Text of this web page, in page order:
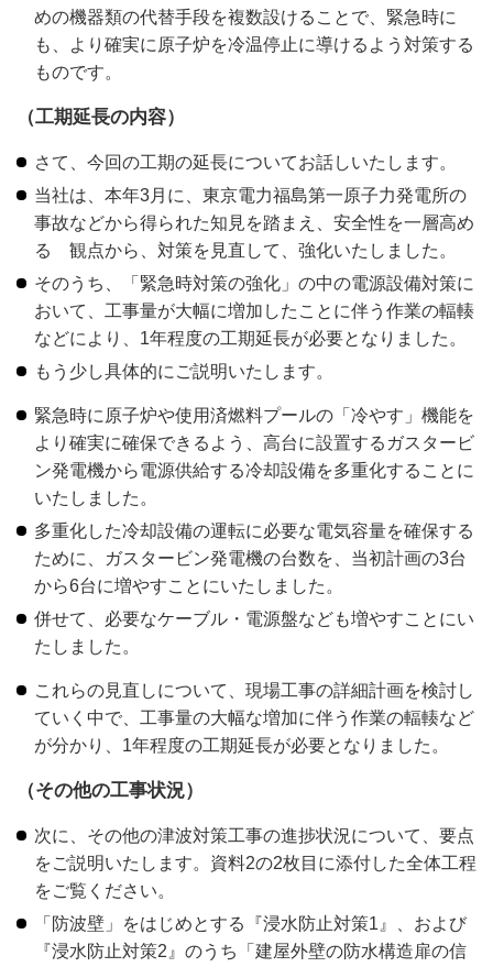
めの機器類の代替手段を複数設けることで、緊急時に
も、より確実に原子炉を冷温停止に導けるよう対策する
ものです。
（工期延長の内容）
さて、今回の工期の延長についてお話しいたします。
当社は、本年3月に、東京電力福島第一原子力発電所の
事故などから得られた知見を踏まえ、安全性を一層高め
る 観点から、対策を見直して、強化いたしました。
そのうち、「緊急時対策の強化」の中の電源設備対策に
おいて、工事量が大幅に増加したことに伴う作業の輻輳
などにより、1年程度の工期延長が必要となりました。
もう少し具体的にご説明いたします。
緊急時に原子炉や使用済燃料プールの「冷やす」機能を
より確実に確保できるよう、高台に設置するガスタービ
ン発電機から電源供給する冷却設備を多重化することに
いたしました。
多重化した冷却設備の運転に必要な電気容量を確保する
ために、ガスタービン発電機の台数を、当初計画の3台
から6台に増やすことにいたしました。
併せて、必要なケーブル・電源盤なども増やすことにい
たしました。
これらの見直しについて、現場工事の詳細計画を検討し
ていく中で、工事量の大幅な増加に伴う作業の輻輳など
が分かり、1年程度の工期延長が必要となりました。
（その他の工事状況）
次に、その他の津波対策工事の進捗状況について、要点
をご説明いたします。資料2の2枚目に添付した全体工程
をご覧ください。
「防波壁」をはじめとする『浸水防止対策1』、および
『浸水防止対策2』のうち「建屋外壁の防水構造扉の信